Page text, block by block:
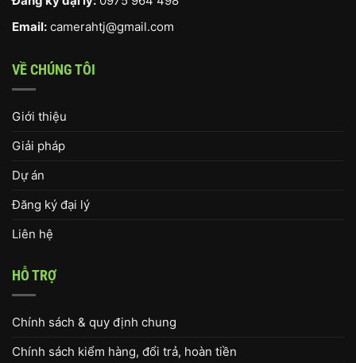
Email: camerahtj@gmail.com
VỀ CHÚNG TÔI
Giới thiệu
Giải pháp
Dự án
Đăng ký đại lý
Liên hệ
HỖ TRỢ
Chính sách & quy định chung
Chính sách kiểm hàng, đổi trả, hoàn tiền